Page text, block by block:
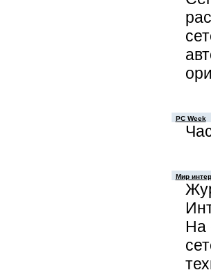
PC Week
Мир
На